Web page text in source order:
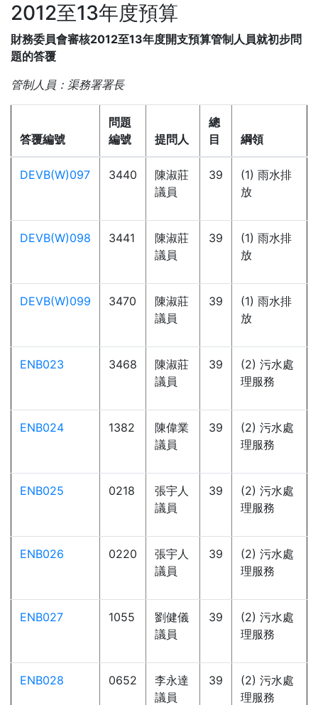
2012至13年度預算
財務委員會審核2012至13年度開支預算管制人員就初步問
題的答覆
管制人員：渠務署署長
答覆編號
問題
編號
提問人
總
目
綱領
DEVB(W)097 3440
陳淑莊
議員
39
(1) 雨水排
放
DEVB(W)098 3441
陳淑莊
議員
39
(1) 雨水排
放
DEVB(W)099 3470
陳淑莊
議員
39
(1) 雨水排
放
ENB023 3468
陳淑莊
議員
39
(2) 污水處
理服務
ENB024 1382
陳偉業
議員
39
(2) 污水處
理服務
ENB025 0218
張宇人
議員
39
(2) 污水處
理服務
ENB026 0220
張宇人
議員
39
(2) 污水處
理服務
ENB027 1055
劉健儀
議員
39
(2) 污水處
理服務
ENB028 0652
李永達
議員
39
(2) 污水處
理服務